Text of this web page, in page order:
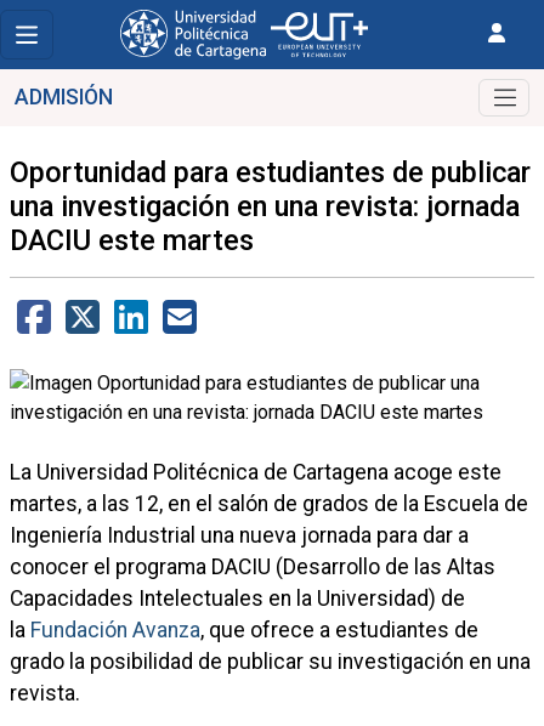
ADMISIÓN
Oportunidad para estudiantes de publicar
una investigación en una revista: jornada
DACIU este martes
La Universidad Politécnica de Cartagena acoge este
martes, a las 12, en el salón de grados de la Escuela de
Ingeniería Industrial una nueva jornada para dar a
conocer el programa DACIU (Desarrollo de las Altas
Capacidades Intelectuales en la Universidad) de
la Fundación Avanza, que ofrece a estudiantes de
grado la posibilidad de publicar su investigación en una
revista.